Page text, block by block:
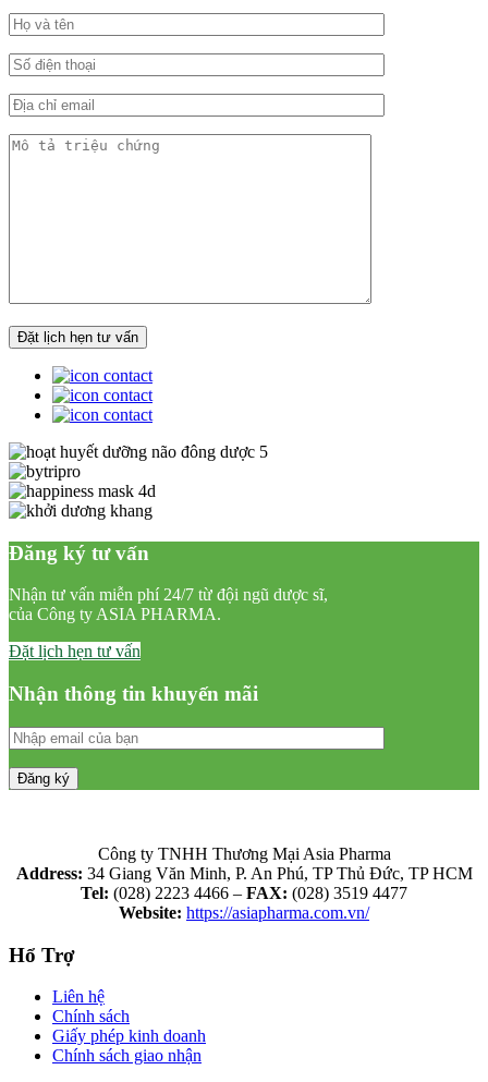
Đăng ký tư vấn
Nhận tư vấn miễn phí 24/7 từ đội ngũ dược sĩ,
của Công ty ASIA PHARMA.
Đặt lịch hẹn tư vấn
Nhận thông tin khuyến mãi
Công ty TNHH Thương Mại Asia Pharma
Address: 34 Giang Văn Minh, P. An Phú, TP Thủ Đức, TP HCM
Tel: (028) 2223 4466 – FAX: (028) 3519 4477
Website: https://asiapharma.com.vn/
Hổ Trợ
Liên hệ
Chính sách
Giấy phép kinh doanh
Chính sách giao nhận